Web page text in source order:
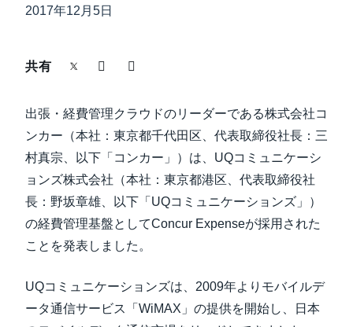
Norway (English)
中堅・中小企業
サステナビリティ
働きかた改革
自治体・公共機関・教育機関等
2017年12月5日
共有
出張・経費管理クラウドのリーダーである株式会社コ
ンカー（本社：東京都千代田区、代表取締役社長：三
村真宗、以下「コンカー」）は、UQコミュニケーシ
ョンズ株式会社（本社：東京都港区、代表取締役社
長：野坂章雄、以下「UQコミュニケーションズ」）
の経費管理基盤としてConcur Expenseが採用された
ことを発表しました。
UQコミュニケーションズは、2009年よりモバイルデ
ータ通信サービス「WiMAX」の提供を開始し、日本